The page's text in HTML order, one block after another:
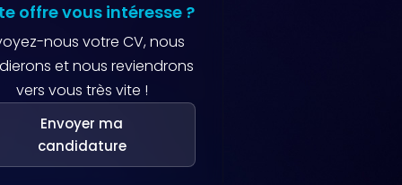
offre vous intéresse ?
nous votre CV, nous
et nous reviendrons
vers vous très vite !
Envoyer ma
candidature